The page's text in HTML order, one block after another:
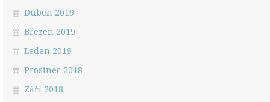
Duben 2019
Březen 2019
Leden 2019
Prosinec 2018
Září 2018